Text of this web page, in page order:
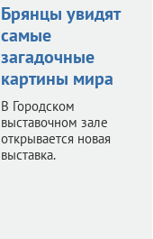
Брянцы увидят
самые
загадочные
картины мира
В Городском
выставочном зале
открывается новая
выставка.